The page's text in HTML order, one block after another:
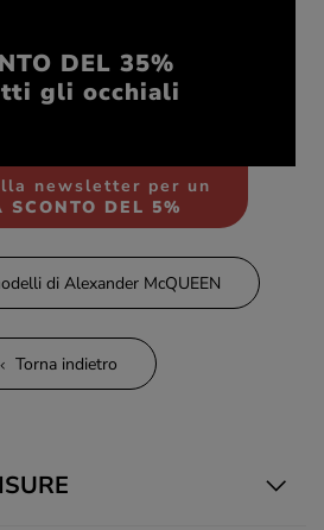
DEL 35%
gli occhiali
newsletter per un
SCONTO DEL 5%
di Alexander McQUEEN
Torna indietro